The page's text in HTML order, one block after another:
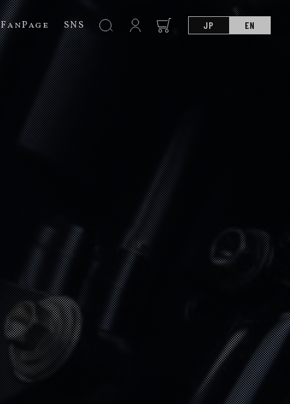
FanPage SNS JP EN